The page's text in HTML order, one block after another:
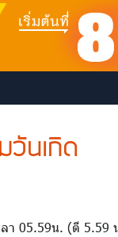
นเกิด
ลา 05.59น. (ตี 5.59